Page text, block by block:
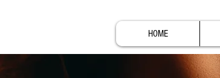
HOME